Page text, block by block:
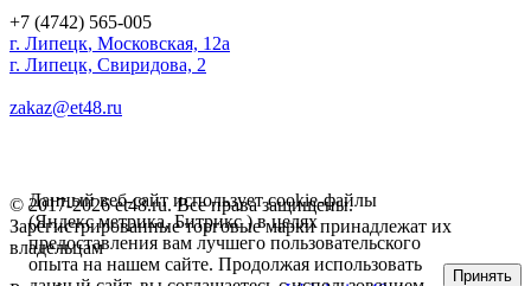
+7 (4742) 565-005
г. Липецк, Московская, 12а
г. Липецк, Свиридова, 2
zakaz@et48.ru
© 2017-2026 et48.ru. Все права защищены.
Зарегистрированные торговые марки принадлежат их
владельцам
Данный веб-сайт использует cookie-файлы
(Яндекс метрика, Битрикс ) в целях
предоставления вам лучшего пользовательского
опыта на нашем сайте. Продолжая использовать
Принять